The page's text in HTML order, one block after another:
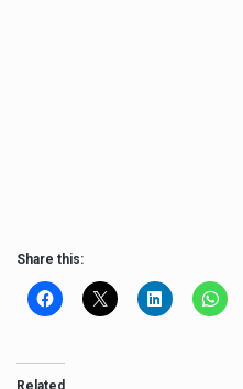
Share this:
Related